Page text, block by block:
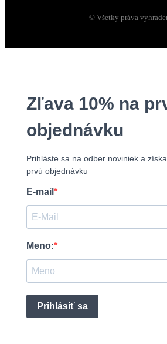
© Všetky práva
Zľava 10% na
objednávku
Prihláste sa na odber noviniek a
prvú objednávku
E-mail
Meno:
Prihlásiť sa